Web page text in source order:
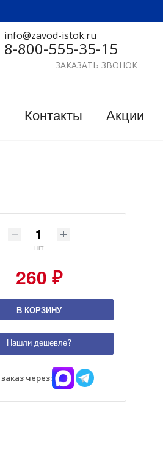
info@zavod-istok.ru
8-800-555-35-15
ЗАКАЗАТЬ ЗВОНОК
Контакты Акции
шт
260 ₽
В КОРЗИНУ
Нашли дешевле?
через: